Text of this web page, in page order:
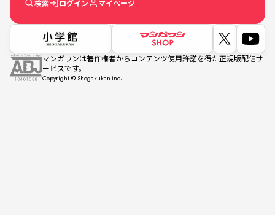
検索 ログイン マイページ
マンガワンは著作権者からコンテンツ使用許諾を得た正規版配信サ
ービスです。
Copyright © Shogakukan inc.